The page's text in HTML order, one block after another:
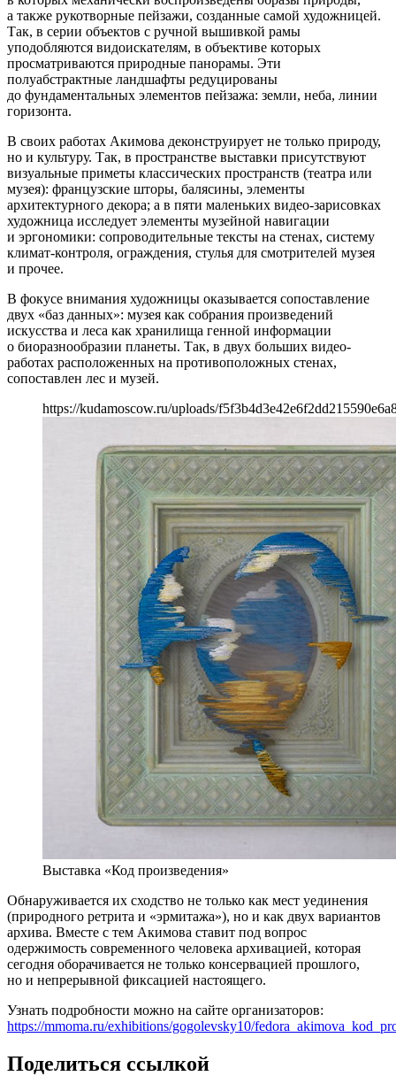
а также рукотворные пейзажи, созданные самой художницей.
Так, в серии объектов с ручной вышивкой рамы
уподобляются видоискателям, в объективе которых
просматриваются природные панорамы. Эти
полуабстрактные ландшафты редуцированы
до фундаментальных элементов пейзажа: земли, неба, линии
горизонта.
В своих работах Акимова деконструирует не только природу,
но и культуру. Так, в пространстве выставки присутствуют
визуальные приметы классических пространств (театра или
музея): французские шторы, балясины, элементы
архитектурного декора; а в пяти маленьких видео-зарисовках
художница исследует элементы музейной навигации
и эргономики: сопроводительные тексты на стенах, систему
климат-контроля, ограждения, стулья для смотрителей музея
и прочее.
В фокусе внимания художницы оказывается сопоставление
двух «баз данных»: музея как собрания произведений
искусства и леса как хранилища генной информации
о биоразнообразии планеты. Так, в двух больших видео-
работах расположенных на противоположных стенах,
сопоставлен лес и музей.
https://kudamoscow.ru/uploads/
Выставка «Код произведения»
Обнаруживается их сходство не только как мест уединения
(природного ретрита и «эрмитажа»), но и как двух вариантов
архива. Вместе с тем Акимова ставит под вопрос
одержимость современного человека архивацией, которая
сегодня оборачивается не только консервацией прошлого,
но и непрерывной фиксацией настоящего.
Узнать подробности можно на сайте организаторов:
https://mmoma.ru/exhibitions/gogolevsky10/
Поделиться ссылкой